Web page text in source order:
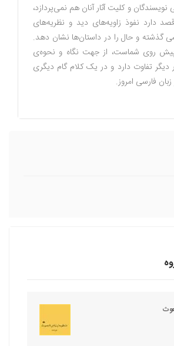
نویسندگان و کلیت آثار آنان هم نمی‌پردازد،
دارد نفوذ زاویه‌های دید و نظریه‌های
گذشته و حال را در داستان‌ها نشان دهد.
پیش روی شماست، از جهت نگاه و نحوه‌ی
دیگر تفاوت دارد و در یک کلام گام دیگری
فارسی امروز.